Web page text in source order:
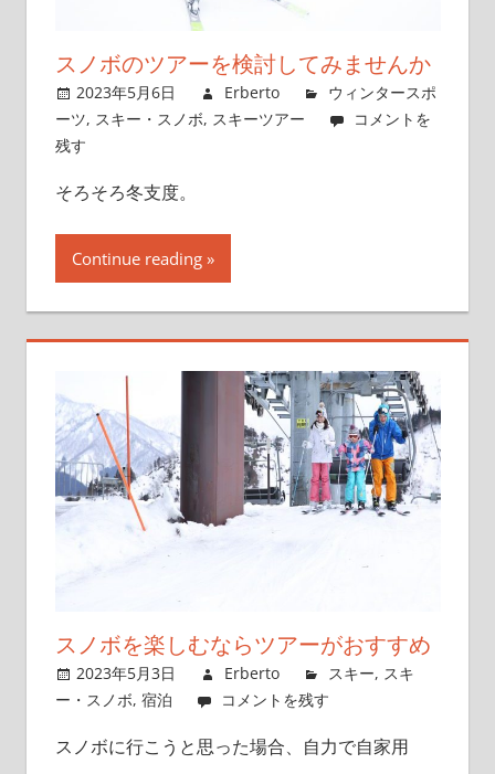
スノボのツアーを検討してみませんか
2023年5月6日 Erberto
ウィンタースポ
ーツ, スキー・スノボ, スキーツアー
コメントを
残す
そろそろ冬支度。
Continue reading
スノボを楽しむならツアーがおすすめ
2023年5月3日 Erberto スキー, スキ
ー・スノボ, 宿泊 コメントを残す
スノボに行こうと思った場合、自力で自家用